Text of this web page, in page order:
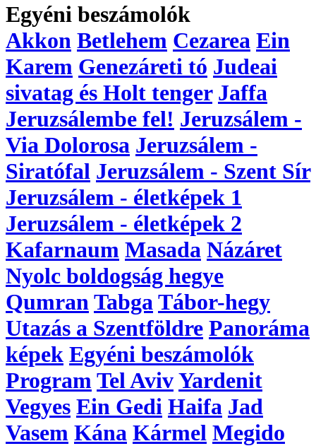
Egyéni beszámolók
Akkon Betlehem Cezarea Ein
Karem Genezáreti tó Judeai
sivatag és Holt tenger Jaffa
Jeruzsálembe fel! Jeruzsálem -
Via Dolorosa Jeruzsálem -
Siratófal Jeruzsálem - Szent Sír
Jeruzsálem - életképek 1
Jeruzsálem - életképek 2
Kafarnaum Masada Názáret
Nyolc boldogság hegye
Qumran Tabga Tábor-hegy
Utazás a Szentföldre Panoráma
képek Egyéni beszámolók
Program Tel AvivYardenit
Vegyes Ein Gedi Haifa Jad
Vasem Kána Kármel Megido